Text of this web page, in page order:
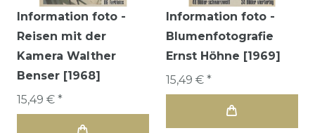
Information foto -
Reisen mit der
Kamera Walther
Benser [1968]
15,49 € *
Information foto -
Blumenfotografie
Ernst Höhne [1969]
15,49 € *